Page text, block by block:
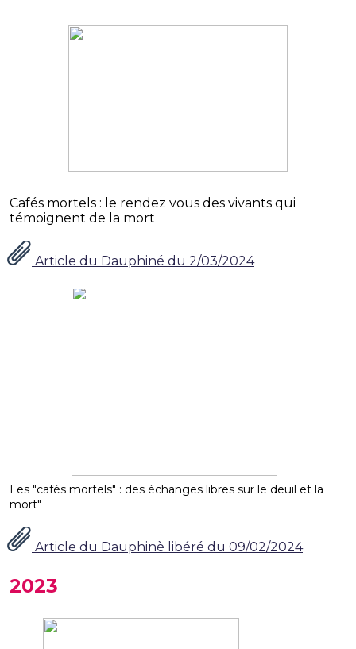
Cafés mortels : le rendez vous des vivants qui
témoignent de la mort
Article du Dauphiné du 2/03/2024
Les "cafés mortels" : des échanges libres sur le deuil et la
mort"
Article du Dauphinè libéré du 09/02/2024
2023